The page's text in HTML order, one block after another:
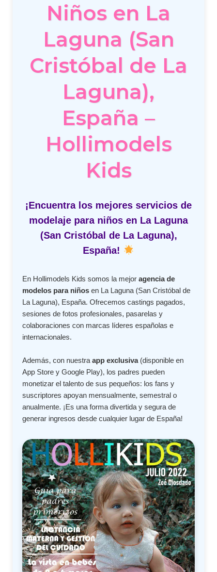
Niños en La
Laguna (San
Cristóbal de La
Laguna),
España –
Hollimodels
Kids
¡Encuentra los mejores servicios de
modelaje para niños en La Laguna
(San Cristóbal de La Laguna),
España!
En Hollimodels Kids somos la mejoragencia de
modelos para niños en La Laguna (San Cristóbal de
La Laguna), España. Ofrecemos castings pagados,
sesiones de fotos profesionales, pasarelas y
colaboraciones con marcas líderes españolas e
internacionales.
Además, con nuestraapp exclusiva(disponible en
App Store y Google Play), los padres pueden
monetizar el talento de sus pequeños: los fans y
suscriptores apoyan mensualmente, semestral o
anualmente. ¡Es una forma divertida y segura de
generar ingresos desde cualquier lugar de España!